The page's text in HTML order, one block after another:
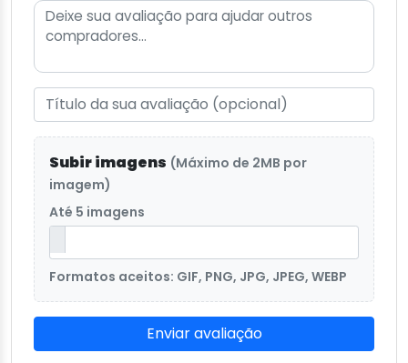
Subir imagens (Máximo de 2MB por
imagem)
Até 5 imagens
Formatos aceitos: GIF, PNG, JPG, JPEG, WEBP
Enviar avaliação